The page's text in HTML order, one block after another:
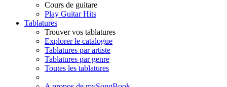
Cours de guitare
Play Guitar Hits
Tablatures
Trouver vos tablatures
Explorer le catalogue
Tablatures par artiste
Tablatures par genre
Toutes les tablatures